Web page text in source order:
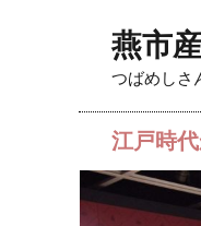
燕市
つばめしさ
江戸時